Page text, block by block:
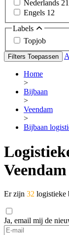
Nederlands 21
Engels 12
Labels
Topjob
Filters Toepassen
Home
>
Bijbaan
>
Veendam
>
Bijbaan
Veendam
Er zijn 32 logistieke
Ja, email mij de